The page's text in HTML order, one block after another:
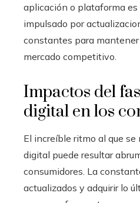
aplicación o plataforma es
impulsado por
constantes para
mercado competitivo.
Impactos del
digital en los
El increíble ritmo al que
digital puede resultar
consumidores. La
actualizados y adquirir lo